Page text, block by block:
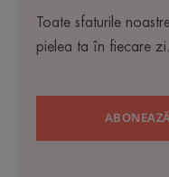
Toate sfaturile
pielea ta în fiecare zi.